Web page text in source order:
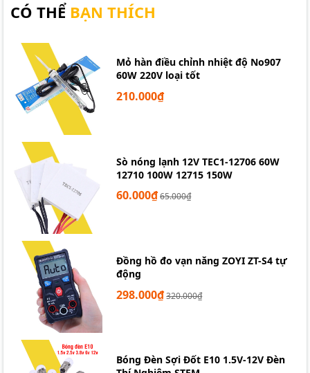
Cút nối dây điện bắt vít 12P PA10 380V
CÓ THỂ BẠN THÍCH
Mỏ hàn điều chỉnh nhiệt độ No907
60W 220V loại tốt
210.000₫
Sò nóng lạnh 12V TEC1-12706 60W
12710 100W 12715 150W
60.000₫65.000₫
Đồng hồ đo vạn năng ZOYI ZT-S4 tự
động
298.000₫320.000₫
Bóng Đèn Sợi Đốt E10 1.5V-12V Đèn